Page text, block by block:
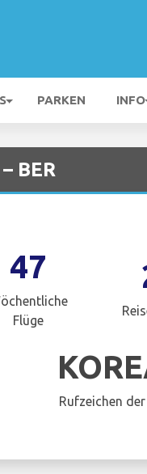
PARKEN INFO
BER
47
Flüge
Rufzeichen